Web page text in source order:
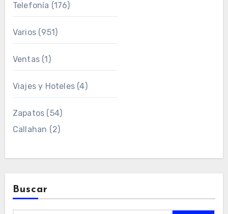
Telefonía (176)
Varios(951)
Ventas(1)
Viajes y Hoteles(4)
Zapatos (54)
Callahan (2)
Buscar